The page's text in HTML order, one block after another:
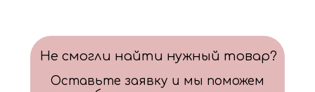
Не смогли найти нужный товар?
Оставьте заявку и мы поможем